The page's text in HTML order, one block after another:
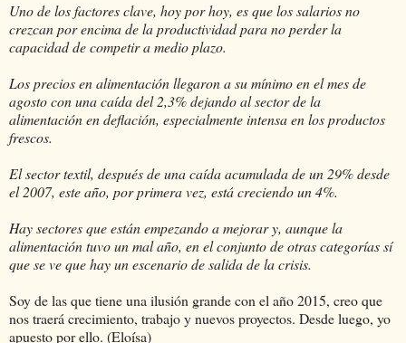
Uno de los factores clave, hoy por hoy, es que los salarios no
crezcan por encima de la productividad para no perder la
capacidad de competir a medio plazo.
Los precios en alimentación llegaron a su mínimo en el mes de
agosto con una caída del 2,3% dejando al sector de la
alimentación en deflación, especialmente intensa en los productos
frescos.
El sector textil, después de una caída acumulada de un 29% desde
el 2007, este año, por primera vez, está creciendo un 4%.
Hay sectores que están empezando a mejorar y, aunque la
alimentación tuvo un mal año, en el conjunto de otras categorías sí
que se ve que hay un escenario de salida de la crisis.
Soy de las que tiene una ilusión grande con el año 2015, creo que
nos traerá crecimiento, trabajo y nuevos proyectos. Desde luego, yo
apuesto por ello. (Eloísa)